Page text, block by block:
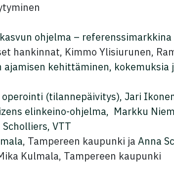
ohjelma –
hankinnat, Kimmo Ylisiurunen,
ajamisen kehittäminen,
(tilannepäivitys), Jari
elinkeino-ohjelma, Markku
VTT
, Tampereen kaupunki ja Anna
Kulmala, Tampereen kaupunki